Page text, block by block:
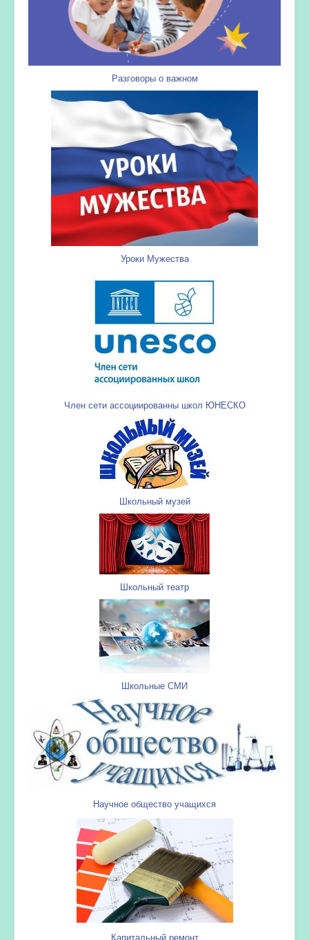
Разговоры о важном
Уроки Мужества
Член сети ассоциированны школ ЮНЕСКО
Школьный музей
Школьный театр
Школьные СМИ
Научное общество учащихся
Капитальный ремонт